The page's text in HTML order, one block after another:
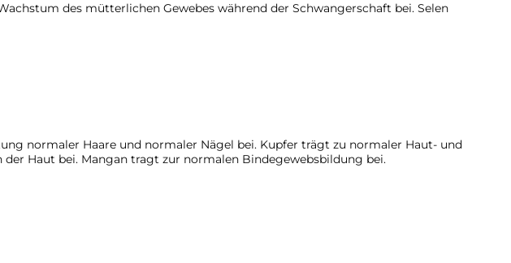
des mütterlichen Gewebes während der Schwangerschaft bei. Selen
normaler Haare und normaler Nägel bei. Kupfer trägt zu normaler Haut- und
Haut bei. Mangan tragt zur normalen Bindegewebsbildung bei.